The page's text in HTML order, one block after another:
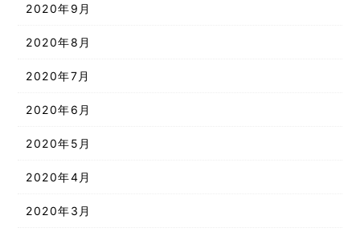
2020年9月
2020年8月
2020年7月
2020年6月
2020年5月
2020年4月
2020年3月